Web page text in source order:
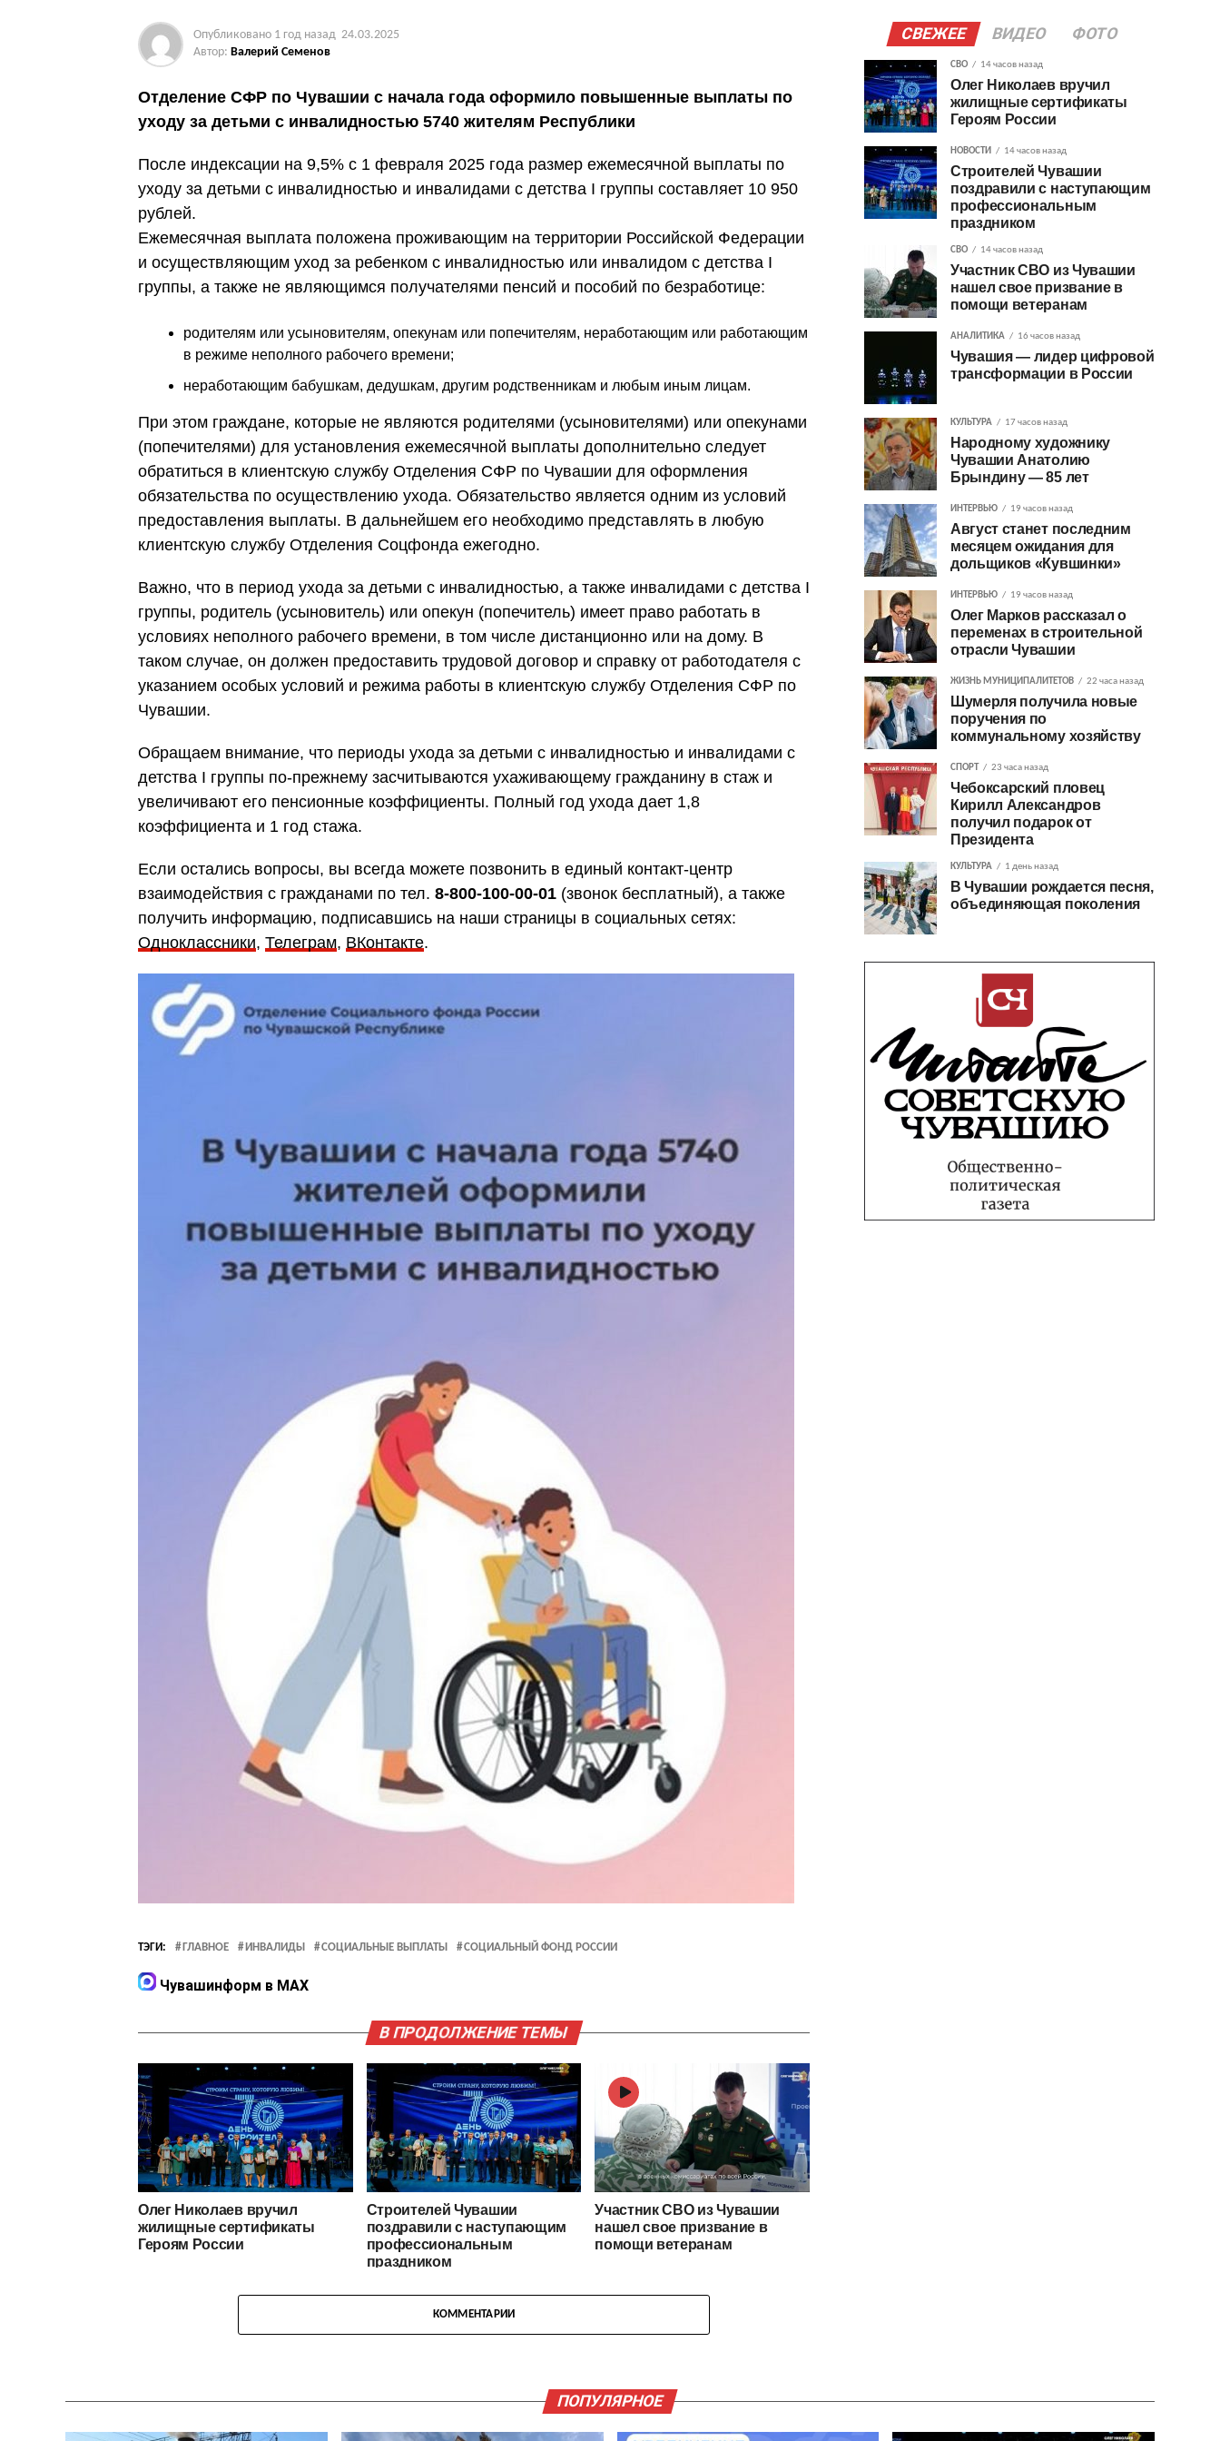
Опубликовано 1 год назад 24.03.2025
Автор: Валерий Семенов
Отделение СФР по Чувашии с начала года оформило повышенные выплаты по
уходу за детьми с инвалидностью 5740 жителям Республики
После индексации на 9,5% с 1 февраля 2025 года размер ежемесячной выплаты по
уходу за детьми с инвалидностью и инвалидами с детства I группы составляет 10 950
рублей.
Ежемесячная выплата положена проживающим на территории Российской Федерации
и осуществляющим уход за ребенком с инвалидностью или инвалидом с детства I
группы, а также не являющимся получателями пенсий и пособий по безработице:
родителям или усыновителям, опекунам или попечителям, неработающим или работающим
в режиме неполного рабочего времени;
неработающим бабушкам, дедушкам, другим родственникам и любым иным лицам.
При этом граждане, которые не являются родителями (усыновителями) или опекунами
(попечителями) для установления ежемесячной выплаты дополнительно следует
обратиться в клиентскую службу Отделения СФР по Чувашии для оформления
обязательства по осуществлению ухода. Обязательство является одним из условий
предоставления выплаты. В дальнейшем его необходимо представлять в любую
клиентскую службу Отделения Соцфонда ежегодно.
Важно, что в период ухода за детьми с инвалидностью, а также инвалидами с детства I
группы, родитель (усыновитель) или опекун (попечитель) имеет право работать в
условиях неполного рабочего времени, в том числе дистанционно или на дому. В
таком случае, он должен предоставить трудовой договор и справку от работодателя с
указанием особых условий и режима работы в клиентскую службу Отделения СФР по
Чувашии.
Обращаем внимание, что периоды ухода за детьми с инвалидностью и инвалидами с
детства I группы по-прежнему засчитываются ухаживающему гражданину в стаж и
увеличивают его пенсионные коэффициенты. Полный год ухода дает 1,8
коэффициента и 1 год стажа.
Если остались вопросы, вы всегда можете позвонить в единый контакт-центр
взаимодействия с гражданами по тел. 8-800-100-00-01 (звонок бесплатный), а также
получить информацию, подписавшись на наши страницы в социальных сетях:
Одноклассники, Телеграм, ВКонтакте.
ТЭГИ: ГЛАВНОЕ ИНВАЛИДЫ СОЦИАЛЬНЫЕ ВЫПЛАТЫ СОЦИАЛЬНЫЙ ФОНД РОССИИ
Чувашинформ в MAX
В ПРОДОЛЖЕНИЕ ТЕМЫ
Олег Николаев вручил
жилищные сертификаты
Героям России
Строителей Чувашии
поздравили с наступающим
профессиональным
праздником
Участник СВО из Чувашии
нашел свое призвание в
помощи ветеранам
КОММЕНТАРИИ
СВЕЖЕЕ ВИДЕО ФОТО
СВО 14 часов назад
Олег Николаев вручил
жилищные сертификаты
Героям России
НОВОСТИ 14 часов назад
Строителей Чувашии
поздравили с наступающим
профессиональным
праздником
СВО 14 часов назад
Участник СВО из Чувашии
нашел свое призвание в
помощи ветеранам
АНАЛИТИКА 16 часов назад
Чувашия — лидер цифровой
трансформации в России
КУЛЬТУРА 17 часов назад
Народному художнику
Чувашии Анатолию
Брындину — 85 лет
ИНТЕРВЬЮ 19 часов назад
Август станет последним
месяцем ожидания для
дольщиков «Кувшинки»
ИНТЕРВЬЮ 19 часов назад
Олег Марков рассказал о
переменах в строительной
отрасли Чувашии
ЖИЗНЬ МУНИЦИПАЛИТЕТОВ 22 часа назад
Шумерля получила новые
поручения по
коммунальному хозяйству
СПОРТ 23 часа назад
Чебоксарский пловец
Кирилл Александров
получил подарок от
Президента
КУЛЬТУРА 1 день назад
В Чувашии рождается песня,
объединяющая поколения
ПОПУЛЯРНОЕ